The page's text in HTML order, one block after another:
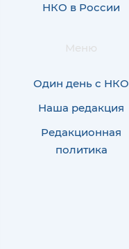
НКО в России
Меню
Один день с НКО
Наша редакция
Редакционная
политика